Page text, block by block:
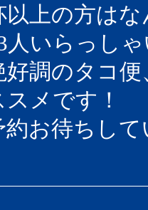
以上の方は
人いらっし
好調のタコ
メです！
お待ちして